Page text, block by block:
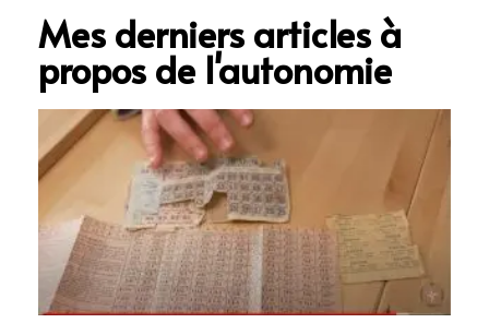
Mes derniers articles à
propos de l'autonomie